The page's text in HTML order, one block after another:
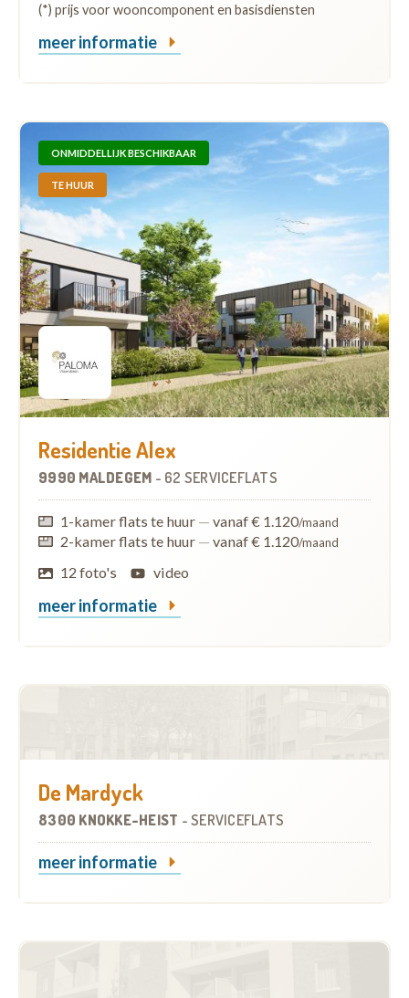
(*) prijs voor wooncomponent en basisdiensten
meer informatie
ONMIDDELLIJK BESCHIKBAAR
TE HUUR
Residentie Alex
9990 MALDEGEM - 62 SERVICEFLATS
1-kamer flats te huur — vanaf € 1.120/maand
2-kamer flats te huur — vanaf € 1.120/maand
12 foto's video
meer informatie
De Mardyck
8300 KNOKKE-HEIST - SERVICEFLATS
meer informatie